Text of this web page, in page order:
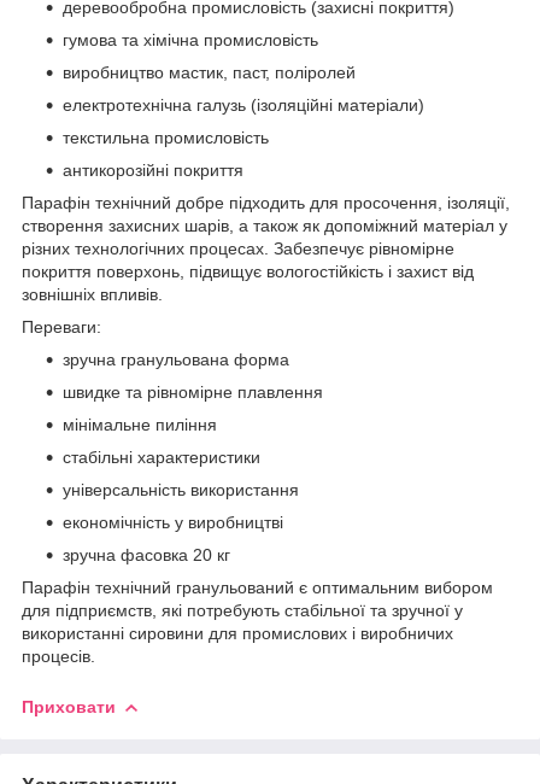
деревообробна промисловість (захисні покриття)
гумова та хімічна промисловість
виробництво мастик, паст, поліролей
електротехнічна галузь (ізоляційні матеріали)
текстильна промисловість
антикорозійні покриття
Парафін технічний добре підходить для просочення, ізоляції,
створення захисних шарів, а також як допоміжний матеріал у
різних технологічних процесах. Забезпечує рівномірне
покриття поверхонь, підвищує вологостійкість і захист від
зовнішніх впливів.
Переваги:
зручна гранульована форма
швидке та рівномірне плавлення
мінімальне пиління
стабільні характеристики
універсальність використання
економічність у виробництві
зручна фасовка 20 кг
Парафін технічний гранульований є оптимальним вибором
для підприємств, які потребують стабільної та зручної у
використанні сировини для промислових і виробничих
процесів.
Приховати